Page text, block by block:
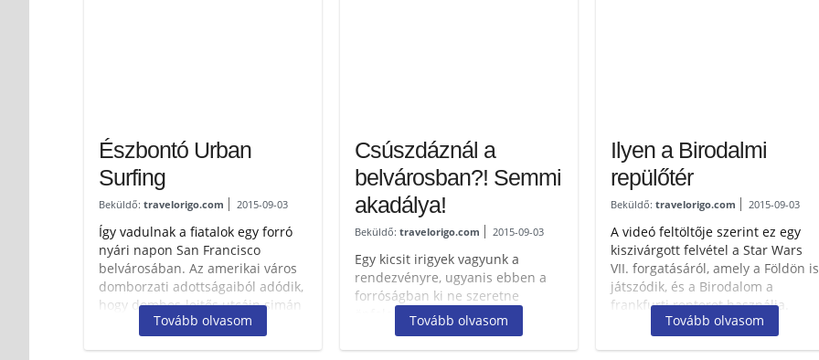
Észbontó Urban
Surfing
Beküldő: travelorigo.com 2015-09-03
Így vadulnak a fiatalok egy forró
nyári napon San Francisco
belvárosában. Az amerikai város
domborzati adottságaiból adódik,
hogy dombos-lejtős utcáin simán
fel lehet állítani...
Tovább olvasom
Csúszdáznál a
belvárosban?! Semmi
akadálya!
Beküldő: travelorigo.com 2015-09-03
Egy kicsit irigyek vagyunk a
rendezvényre, ugyanis ebben a
forróságban ki ne szeretne
önfeledten csúszkálni, az
idegtépő délutáni csúcsforgalom
helyett?! Mi kifejezetten...
Tovább olvasom
Ilyen a Birodalmi
repülőtér
Beküldő: travelorigo.com 2015-09-03
A videó feltöltője szerint ez egy
kiszivárgott felvétel a Star Wars
VII. forgatásáról, amely a Földön is
játszódik, és a Birodalom a
frankfurti repteret használja.
Szerintünk...Tovább olvasom